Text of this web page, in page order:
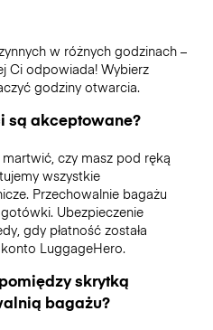
w różnych godzinach –
Ci odpowiada! Wybierz
godziny otwarcia.
są akceptowane?
martwić, czy masz pod ręką
wszystkie
Przechowalnie bagażu
Ubezpieczenie
gdy płatność została
LuggageHero.
skrytką
bagażu?